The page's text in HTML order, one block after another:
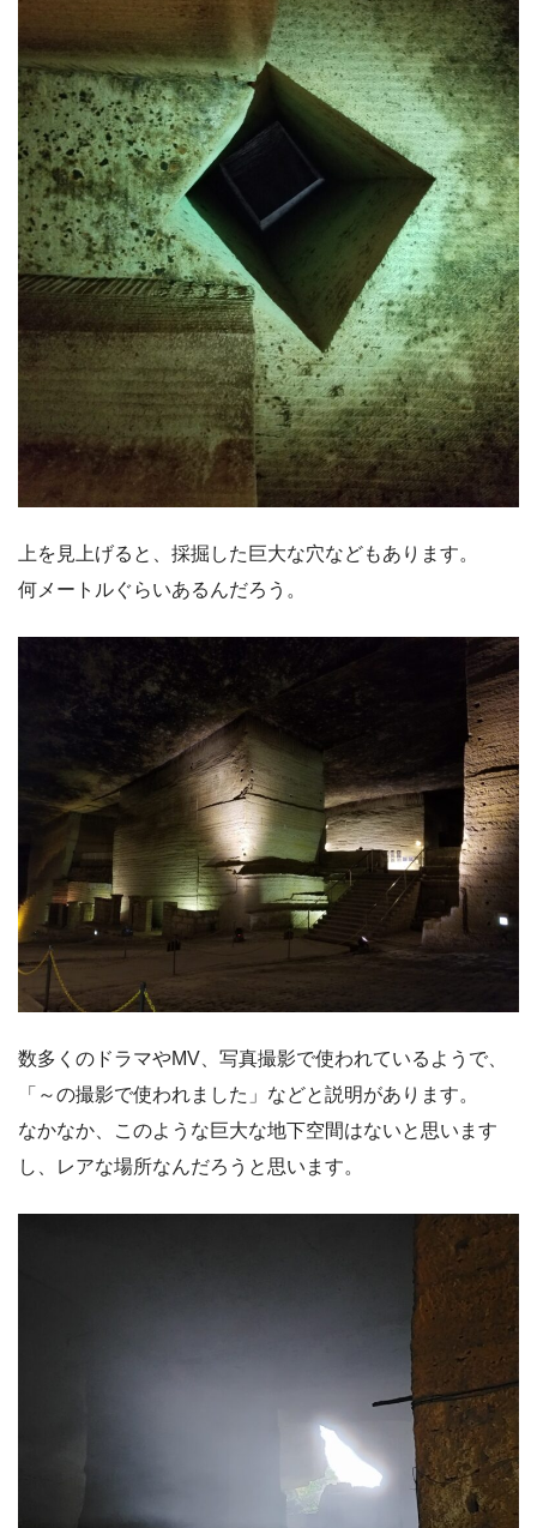
上を見上げると、採掘した巨大な穴などもあります。
何メートルぐらいあるんだろう。
数多くのドラマやMV、写真撮影で使われているようで、
「～の撮影で使われました」などと説明があります。
なかなか、このような巨大な地下空間はないと思います
し、レアな場所なんだろうと思います。